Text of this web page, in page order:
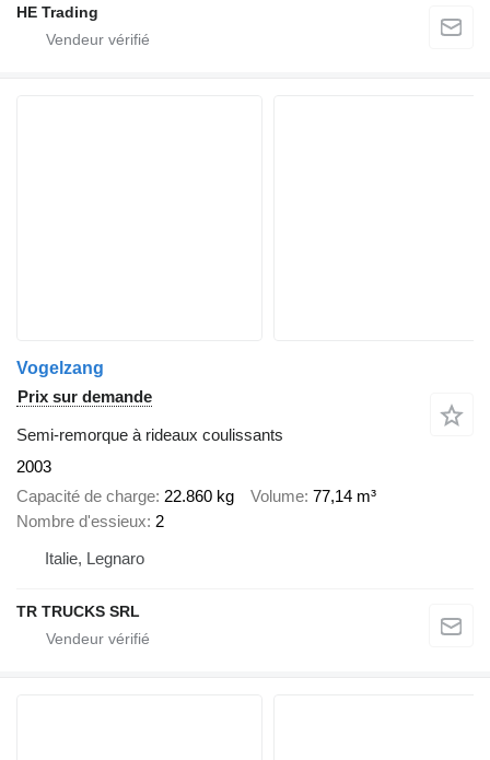
HE Trading
Vogelzang
Prix sur demande
Semi-remorque à rideaux coulissants
2003
Capacité de charge 22.860 kg Volume 77,14 m³
Nombre d'essieux 2
Italie, Legnaro
TR TRUCKS SRL